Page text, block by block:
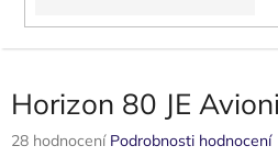
Horizon 80 JE
Průměrné
28 hodnocení Podrobnosti hodnocení